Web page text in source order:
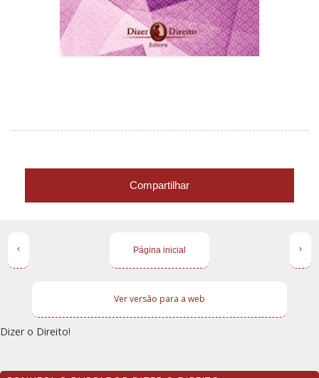
Compartilhar
‹ ›
Página inicial
Ver versão para a web
Dizer o Direito!